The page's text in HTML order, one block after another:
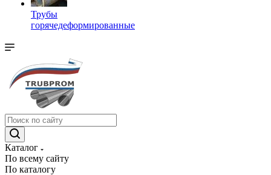
Трубы
горячедеформированные
Каталог
По всему сайту
По каталогу